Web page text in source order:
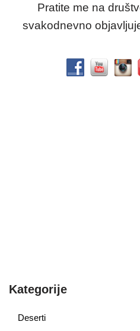
Pratite me na
svakodnevno
Kategorije
Deserti